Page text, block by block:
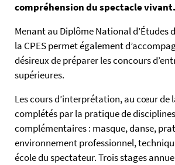
compréhension du spectacle vivant.
Menant au Diplôme National d’Études
la CPES permet également
désireux de préparer les concours
supérieures.
Les cours d’interprétation, au cœur de
complétés par la pratique de disciplines
complémentaires : masque, danse,
environnement professionnel,
école du spectateur. Trois stages